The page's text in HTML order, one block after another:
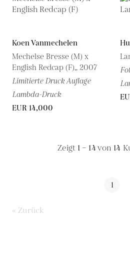
Koen Vanmechelen
Mechelse Bresse (M) x
English Redcap (F),, 2007
Limitierte Druck Auflage
Lambda-Druck
EUR 14,000
Zeigt 1 – 14von 14
1
« Zurück